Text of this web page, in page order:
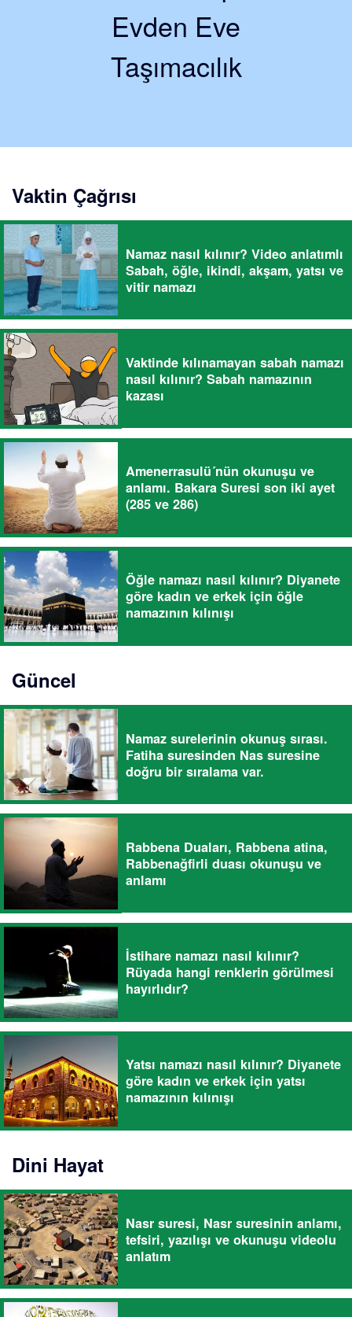
Evden Eve
Taşımacılık
Vaktin Çağrısı
Namaz nasıl kılınır? Video anlatımlı
Sabah, öğle, ikindi, akşam, yatsı ve
vitir namazı
Vaktinde kılınamayan sabah namazı
nasıl kılınır? Sabah namazının
kazası
Amenerrasulü´nün okunuşu ve
anlamı. Bakara Suresi son iki ayet
(285 ve 286)
Öğle namazı nasıl kılınır? Diyanete
göre kadın ve erkek için öğle
namazının kılınışı
Güncel
Namaz surelerinin okunuş sırası.
Fatiha suresinden Nas suresine
doğru bir sıralama var.
Rabbena Duaları, Rabbena atina,
Rabbenağfirli duası okunuşu ve
anlamı
İstihare namazı nasıl kılınır?
Rüyada hangi renklerin görülmesi
hayırlıdır?
Yatsı namazı nasıl kılınır? Diyanete
göre kadın ve erkek için yatsı
namazının kılınışı
Dini Hayat
Nasr suresi, Nasr suresinin anlamı,
tefsiri, yazılışı ve okunuşu videolu
anlatım